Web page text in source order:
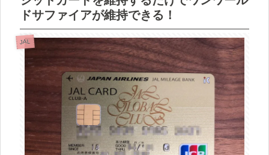
ドサファイアが維持できる！
JAL